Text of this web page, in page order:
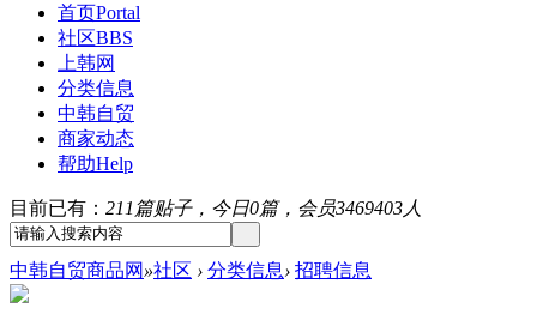
首页Portal
社区BBS
上韩网
分类信息
中韩自贸
商家动态
帮助Help
目前已有： 211篇贴子，今日0篇，会员3469403人
中韩自贸商品网 »社区 › 分类信息› 招聘信息